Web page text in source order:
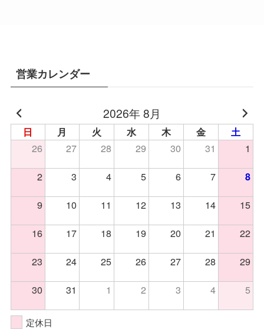
営業カレンダー
2026年 8月
日 月 火 水 木 金 土
26 27 28 29 30 31
1
2
3 4 5 6 7 8
9 10 11 12 13 14
15
16
17 18 19 20 21
22
23
24 25 26 27 28
29
30
31 1 2 3 4 5
定休日